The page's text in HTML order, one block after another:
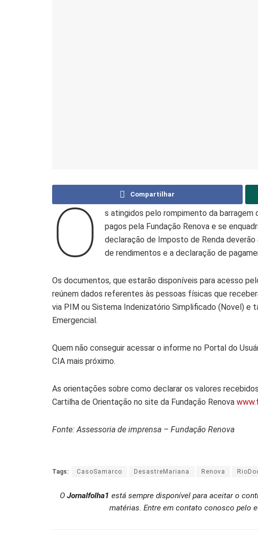
Compartilhar
O
s atingidos pelo rompimento da barragem
pagos pela Fundação Renova e se
declaração de Imposto de Renda
de rendimentos e a declaração de
Os documentos, que estarão disponíveis para acesso
reúnem dados referentes às pessoas físicas que
via PIM ou Sistema Indenizatório Simplificado (Novel) e
Emergencial.
Quem não conseguir acessar o informe no Portal do
CIA mais próximo.
As orientações sobre como declarar os valores
Cartilha de Orientação no site da Fundação Renova
Fonte: Assessoria de imprensa – Fundação Renova
Tags: CasoSamarco DesastreMariana Renova
O Jornalfolha1 está sempre disponível para aceitar o
matérias. Entre em contato conosco pelo